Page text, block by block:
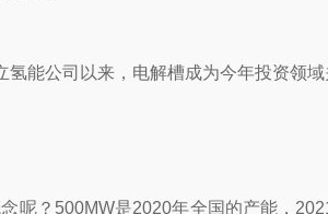
氢能公司以来，电解槽成为今年投资领
呢？500MW是2020年全国的产能，